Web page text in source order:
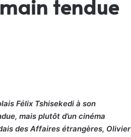
tendue
Félix Tshisekedi à son
mais plutôt d’un cinéma
des Affaires étrangères, Olivier